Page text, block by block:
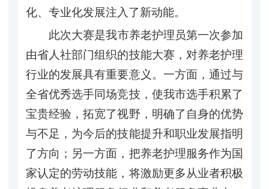
化、专业化发展注入了新动能。
此次大赛是我市养老护理员第一次参加
由省人社部门组织的技能大赛，对养老护理
行业的发展具有重要意义。一方面，通过与
全省优秀选手同场竞技，使我市选手积累了
宝贵经验，拓宽了视野，明确了自身的优势
与不足，为今后的技能提升和职业发展指明
了方向；另一方面，把养老护理服务作为国
家认定的劳动技能，将激励更多从业者积极